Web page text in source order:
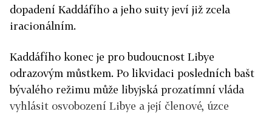
dopadení Kaddáfího a jeho suity jeví již zcela
iracionálním.
Kaddáfího konec je pro budoucnost Libye
odrazovým můstkem. Po likvidaci posledních bašt
bývalého režimu může libyjská prozatímní vláda
vyhlásit osvobození Libye a její členové, úzce